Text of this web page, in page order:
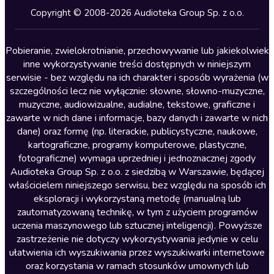
Kryminały
Lektury szkolne
Literatura anglojęzyczna
Literatura faktu
Literatura obyczajowa
Literatura piękna obca
Literatura piękna polska
Nagrania relaksacyjne
Nauka języków
Nauki humanistyczne
Podcasty i audycje
Polityka
Prasa
Copyright © 2008-2026 Audioteka Group Sp. z o.o.
Pobieranie, zwielokrotnianie, przechowywanie lub jakiekolwiek
inne wykorzystywanie treści dostępnych w niniejszym
serwisie - bez względu na ich charakter i sposób wyrażenia (w
szczególności lecz nie wyłącznie: słowne, słowno-muzyczne,
muzyczne, audiowizualne, audialne, tekstowe, graficzne i
zawarte w nich dane i informacje, bazy danych i zawarte w nich
dane) oraz formę (np. literackie, publicystyczne, naukowe,
kartograficzne, programy komputerowe, plastyczne,
fotograficzne) wymaga uprzedniej i jednoznacznej zgody
Audioteka Group Sp. z o.o. z siedzibą w Warszawie, będącej
właścicielem niniejszego serwisu, bez względu na sposób ich
eksploracji i wykorzystaną metodę (manualną lub
zautomatyzowaną technikę, w tym z użyciem programów
uczenia maszynowego lub sztucznej inteligencji). Powyższe
zastrzeżenie nie dotyczy wykorzystywania jedynie w celu
ułatwienia ich wyszukiwania przez wyszukiwarki internetowe
oraz korzystania w ramach stosunków umownych lub